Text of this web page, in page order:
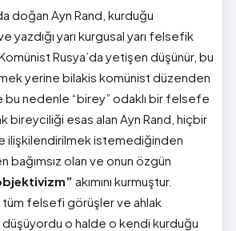
doğan Ayn Rand, kurduğu
yazdığı yarı kurgusal yarı felsefik
Rusya’da yetişen düşünür, bu
yerine bilakis komünist düzenden
bu nedenle “birey” odaklı bir felsefe
bireyciliği esas alan Ayn Rand, hiçbir
ilişkilendirilmek istemediğinden
bağımsız olan ve onun özgün
akımını kurmuştur.
tüm felsefi görüşler ve ahlak
o halde o kendi kurduğu